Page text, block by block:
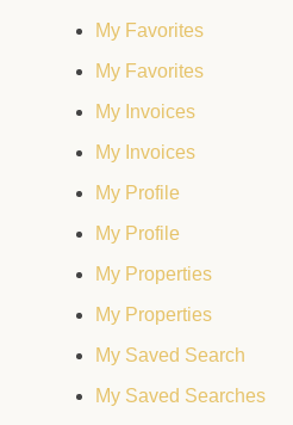
My Favorites
My Favorites
My Invoices
My Invoices
My Profile
My Profile
My Properties
My Properties
My Saved Search
My Saved Searches